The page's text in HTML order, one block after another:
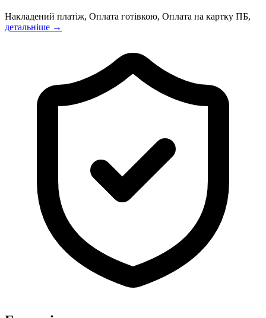
Накладений платіж, Оплата готівкою, Оплата на картку ПБ,
детальніше →